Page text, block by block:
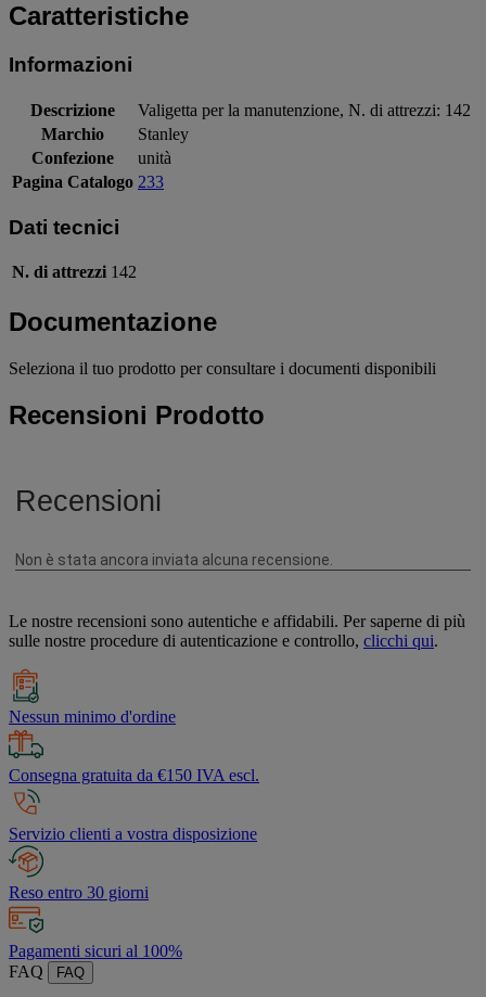
Caratteristiche
Informazioni
Descrizione
Valigetta per la manutenzione, N. di attrezzi: 142
Marchio
Stanley
Confezione
unità
Pagina Catalogo 233
Dati tecnici
N. di attrezzi 142
Documentazione
Seleziona il tuo prodotto per consultare i documenti disponibili
Recensioni Prodotto
Le nostre recensioni sono autentiche e affidabili. Per saperne di più
sulle nostre procedure di autenticazione e controllo, clicchi qui.
Nessun minimo d'ordine
Consegna gratuita da €150 IVA escl.
Servizio clienti a vostra disposizione
Reso entro 30 giorni
Pagamenti sicuri al 100%
FAQ
FAQ